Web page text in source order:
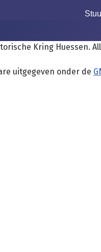
Kring Huessen.
uitgegeven onder de